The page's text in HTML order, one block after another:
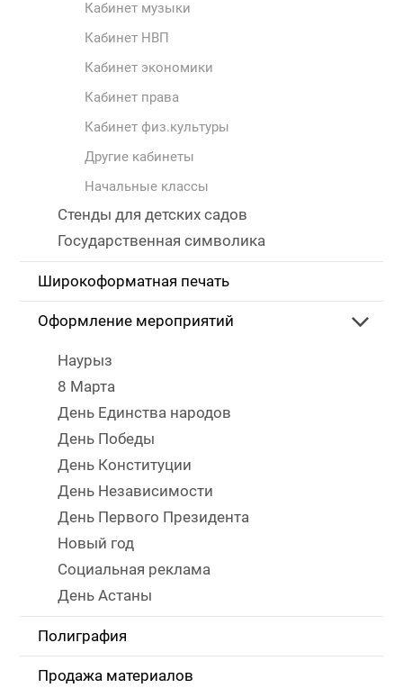
Кабинет музыки
Кабинет НВП
Кабинет экономики
Кабинет права
Кабинет физ.культуры
Другие кабинеты
Начальные классы
Стенды для детских садов
Государственная символика
Широкоформатная печать
Оформление мероприятий
Наурыз
8 Марта
День Единства народов
День Победы
День Конституции
День Независимости
День Первого Президента
Новый год
Социальная реклама
День Астаны
Полиграфия
Продажа материалов